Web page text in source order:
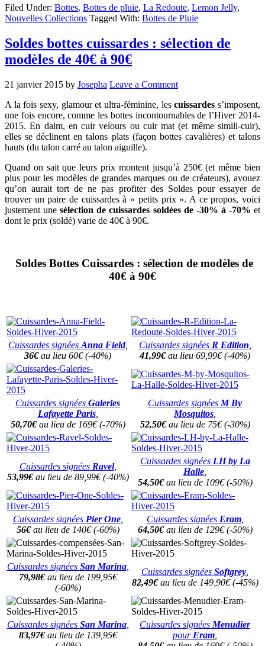
Filed Under: Bottes, Bottes de pluie, La Redoute, Lemon Jelly,
Nouvelles Collections Tagged With: Bottes de Pluie
Soldes bottes cuissardes : sélection de
modèles de 40€ à 90€
21 janvier 2015 by Josepha Leave a Comment
A la fois sexy, glamour et ultra-féminine, lescuissardes s’imposent,
une fois encore, comme les bottes incontournables de l’Hiver 2014-
2015. En daim, en cuir velours ou cuir mat (et même simili-cuir),
elles se déclinent en talons plats (façon bottes cavalières) et talons
hauts (du talon carré au talon aiguille).
Quand on sait que leurs prix montent jusqu’à 250€ (et même bien
plus pour les modèles de grandes marques ou de créateurs), avouez
qu’on aurait tort de ne pas profiter des Soldes pour essayer de
trouver un paire de cuissardes à « petits prix ». A ce propos, voici
justement unesélection de cuissardes soldées de -30% à -70% et
dont le prix (soldé) varie de 40€ à 90€.
Soldes Bottes Cuissardes : sélection de modèles de
40€ à 90€
Cuissardes signées Anna Field,
36€au lieu 60€ (-40%)
Cuissardes signées R Edition
41,99€au lieu 69,99€ (-40%)
Cuissardes signées Galeries
Lafayette Paris,
50,70€au lieu de 169€ (-70%)
Cuissardes signées M By
Mosquitos
52,50€au lieu de 75€ (-30%)
Cuissardes signées Ravel,
53,99€au lieu de 89,99€ (-40%)
Cuissardes signées LH by La
Halle
54,50€au lieu de 109€ (-50%)
Cuissardes signées Pier One,
56€au lieu de 140€ (-60%)
Cuissardes signées Eram,
64,50€au lieu de 129€ (-50%)
Cuissardes signées San Marina,
79,98€au lieu de 199,95€
(-60%)
Cuissardes signées Softgrey
82,49€au lieu de 149,90€ (-45%)
Cuissardes signées San Marina,
83,97€au lieu de 139,95€
Cuissardes signées Menudier
pour Eram